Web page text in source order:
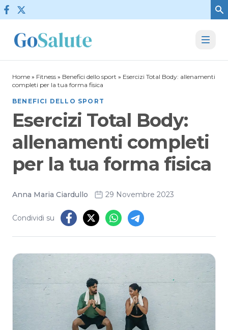
Vai al contenuto
Home » Fitness » Benefici dello sport » Esercizi Total Body: allenamenti
completi per la tua forma fisica
BENEFICI DELLO SPORT
Esercizi Total Body:
allenamenti completi
per la tua forma fisica
Anna Maria Ciardullo 29 Novembre 2023
Condividi su